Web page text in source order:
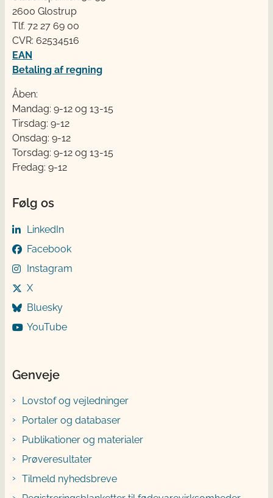
2600 Glostrup
Tlf. 72 2​​​7 69 00
CVR: 62534516
EAN
Betaling af regning
Åben:
Mandag: 9-12 og 13-15
Tirsdag: 9-12
Onsdag: 9-12
Torsdag: 9-12 og 13-15
Fredag: 9-12
Følg os
LinkedIn
Facebook
Instagram
X
Bluesky
YouTube
Genveje
Lovstof og vejledninger
Portaler og databaser
Publikationer og materialer
Prøveresultater
Tilmeld nyhedsbreve